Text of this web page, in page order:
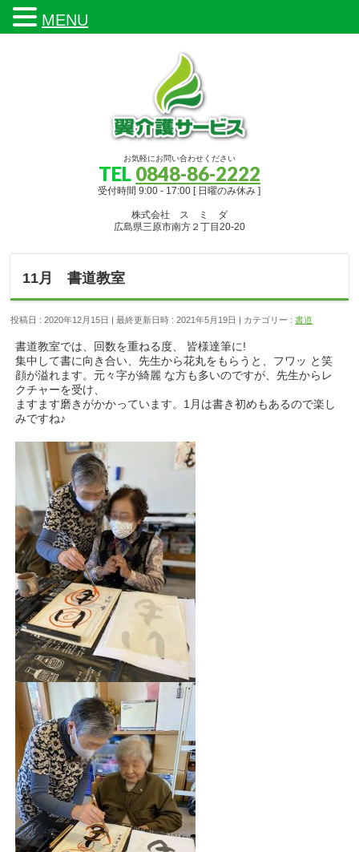
お気軽にお問い合わせください
TEL 0848-86-2222
受付時間 9:00 - 17:00 [ 日曜のみ休み ]
株式会社 ス ミ ダ
広島県三原市南方２丁目20-20
11月 書道教室
投稿日 : 2020年12月15日 最終更新日時 : 2021年5月19日 カテゴリー :書道
書道教室では、回数を重ねる度、 皆様達筆に!
集中して書に向き合い、先生から花丸をもらうと、フワッ と笑
顔が溢れます。元々字が綺麗 な方も多いのですが、先生からレ
クチャーを受け、
ますます磨きがかかっています。1月は書き初めもあるので楽し
みですね♪
MENU